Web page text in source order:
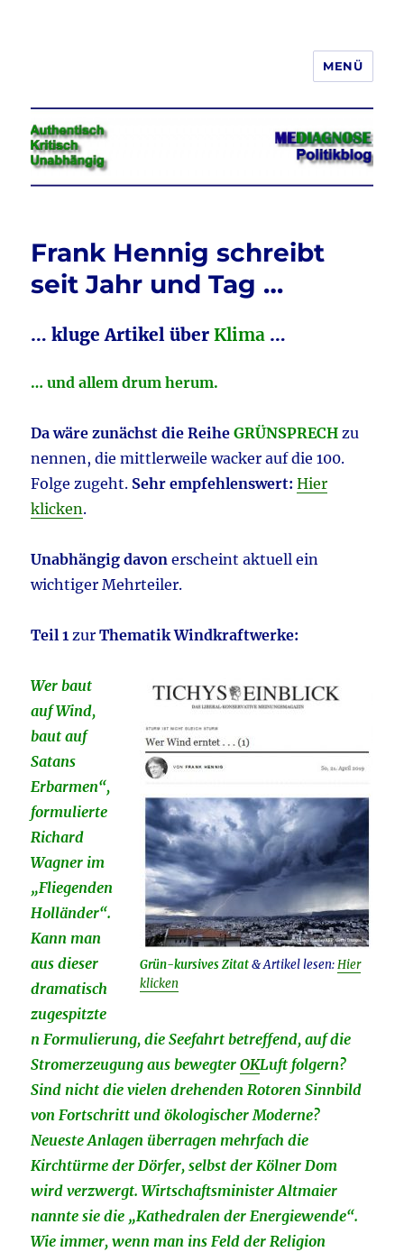
Jeder hat das Recht, seine
Meinung in Wort, Schrift und Bild
frei zu äußern und zu verbreiten
MENÜ
Frank Hennig schreibt
seit Jahr und Tag …
… kluge Artikel überKlima …
… und allem drum herum.
Da wäre zunächst die ReiheGRÜNSPRECH zu
nennen, die mittlerweile wacker auf die 100.
Folge zugeht. Sehr empfehlenswert: Hier
klicken.
Unabhängig davon erscheint aktuell ein
wichtiger Mehrteiler.
Teil 1 zurThematik Windkraftwerke:
Grün-kursives Zitat& Artikel lesen:Hier
klicken
Wer baut
auf Wind,
baut auf
Satans
Erbarmen“,
formulierte
Richard
Wagner im
„Fliegenden
Holländer“.
Kann man
aus dieser
dramatisch
zugespitzte
n Formulierung, die Seefahrt betreffend, auf die
Stromerzeugung aus bewegterOKLuft folgern?
Sind nicht die vielen drehenden Rotoren Sinnbild
von Fortschritt und ökologischer Moderne?
Neueste Anlagen überragen mehrfach die
Kirchtürme der Dörfer, selbst der Kölner Dom
wird verzwergt. Wirtschaftsminister Altmaier
nannte sie die „Kathedralen der Energiewende“.
Wie immer, wenn man ins Feld der Religion